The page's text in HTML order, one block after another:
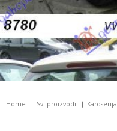
Home Svi proizvodi Karoserija